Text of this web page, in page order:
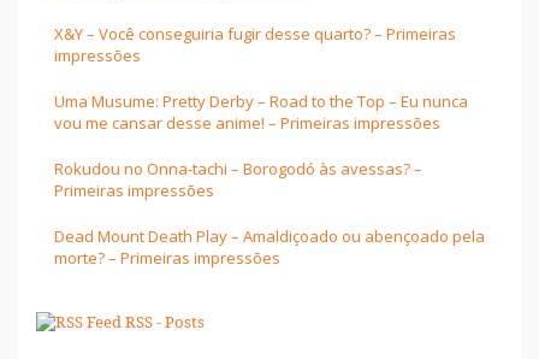
X&Y – Você conseguiria fugir desse quarto? – Primeiras
impressões
Uma Musume: Pretty Derby – Road to the Top – Eu nunca
vou me cansar desse anime! – Primeiras impressões
Rokudou no Onna-tachi – Borogodó às avessas? –
Primeiras impressões
Dead Mount Death Play – Amaldiçoado ou abençoado pela
morte? – Primeiras impressões
RSS - Posts